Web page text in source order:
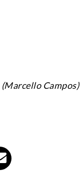
(Marcello Campos)